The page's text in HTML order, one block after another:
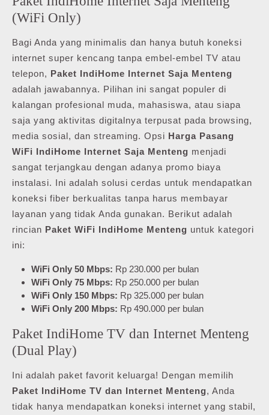
(WiFi Only)
Bagi Anda yang minimalis dan hanya butuh koneksi
internet super kencang tanpa embel-embel TV atau
telepon, Paket IndiHome Internet Saja Menteng
adalah jawabannya. Pilihan ini sangat populer di
kalangan profesional muda, mahasiswa, atau siapa
saja yang aktivitas digitalnya terpusat pada browsing,
media sosial, dan streaming. Opsi Harga Pasang
WiFi IndiHome Internet Saja Menteng menjadi
sangat terjangkau dengan adanya promo biaya
instalasi. Ini adalah solusi cerdas untuk mendapatkan
koneksi fiber berkualitas tanpa harus membayar
layanan yang tidak Anda gunakan. Berikut adalah
rincian Paket WiFi IndiHome Menteng untuk kategori
ini:
WiFi Only 50 Mbps: Rp 230.000 per bulan
WiFi Only 75 Mbps: Rp 250.000 per bulan
WiFi Only 150 Mbps: Rp 325.000 per bulan
WiFi Only 200 Mbps: Rp 490.000 per bulan
Paket IndiHome TV dan Internet Menteng
(Dual Play)
Ini adalah paket favorit keluarga! Dengan memilih
Paket IndiHome TV dan Internet Menteng, Anda
tidak hanya mendapatkan koneksi internet yang stabil,